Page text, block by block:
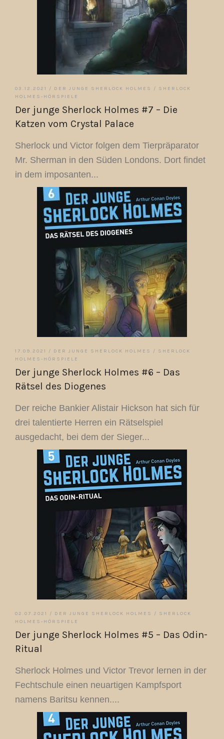
03.12.2021 / DER JUNGE SHERLOCK HOLMES / SHERLOCK
HOLMES-HÖRSPIELE
Der junge Sherlock Holmes #7 – Die
Katzen vom Crystal Palace
Sherlock und Victor folgen dem Tierpräparator
Mr. Sherman in den Süden Londons. Dort findet
in dem imposanten...
17.09.2021 / DER JUNGE SHERLOCK HOLMES / SHERLOCK
HOLMES-HÖRSPIELE
Der junge Sherlock Holmes #6 – Das
Rätsel des Diogenes
Der reiche Bankier Alistair Hickson hat sich für
drei talentierte Herren ein Rätselspiel
ausgedacht, bei dem der Sieger...
02.07.2021 / DER JUNGE SHERLOCK HOLMES / SHERLOCK
HOLMES-HÖRSPIELE
Der junge Sherlock Holmes #5 – Das Odin-
Ritual
Sherlock Holmes und Victor Trevor lernen in der
Fechtschule einen neuartigen Kampfsport
namens Baritsu kennen....